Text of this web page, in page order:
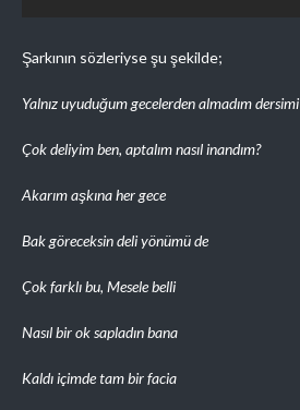
Şarkının sözleriyse şu şekilde;
Yalnız uyuduğum gecelerden almadım dersimi
Çok deliyim ben, aptalım nasıl inandım?
Akarım aşkına her gece
Bak göreceksin deli yönümü de
Çok farklı bu, Mesele belli
Nasıl bir ok sapladın bana
Kaldı içimde tam bir facia